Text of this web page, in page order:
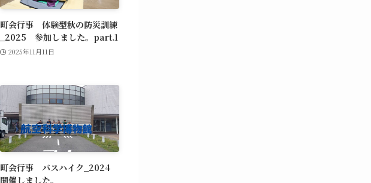
町会行事 体験型秋の防災訓練
_2025 参加しました。part.1
2025年11月11日
町会行事 バスハイク_2024
開催しました。